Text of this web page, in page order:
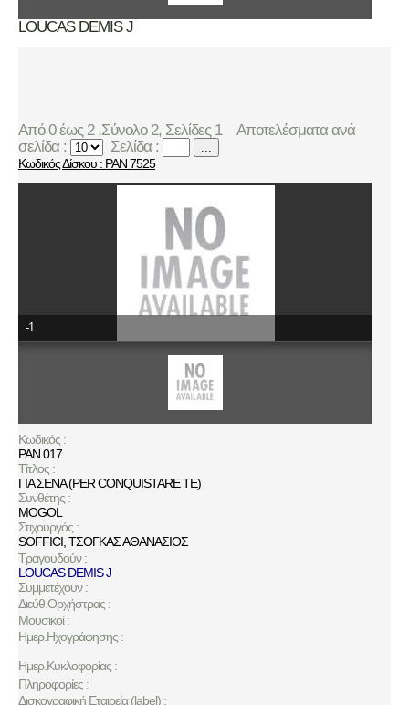
LOUCAS DEMIS J
Από 0 έως 2 ,Σύνολο 2, Σελίδες 1
Αποτελέσματα ανά
σελίδα :
Σελίδα :
Κωδικός Δίσκου : PAN 7525
-1
Κωδικός :
ΡΑΝ 017
Τίτλος :
ΓΙΑ ΣΕΝΑ (PER CONQUISTARE TE)
Συνθέτης :
MOGOL
Στιχουργός :
SOFFICI ΤΣΟΓΚΑΣ ΑΘΑΝΑΣΙΟΣ
Τραγουδούν :
LOUCAS DEMIS J
Συμμετέχουν :
Διεύθ.Ορχήστρας :
Μουσικοί :
Ημερ.Ηχογράφησης :
Ημερ.Κυκλοφορίας :
Πληροφορίες :
Δισκογραφική Εταιρεία (label) :